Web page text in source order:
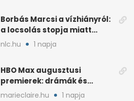
Borbás Marcsi a vízhiányról:
a locsolás stopja miatt
támadják
nlc.hu 1 napja
HBO Max augusztusi
premierek: drámák és
családi filmek egy helyen
marieclaire.hu 1 napja